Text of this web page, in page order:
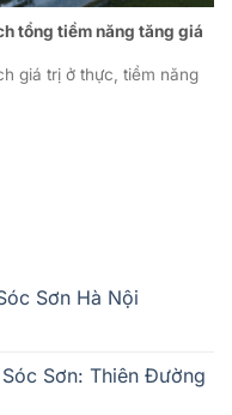
tổng tiềm năng tăng giá
giá trị ở thực, tiềm năng
Sơn Hà Nội
Sơn: Thiên Đường